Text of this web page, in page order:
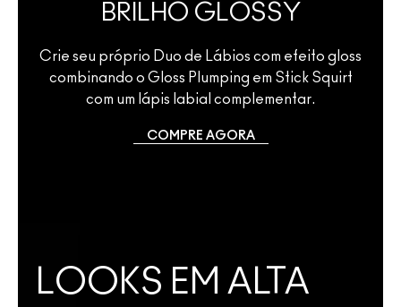
BRILHO GLOSSY
Crie seu próprio Duo de Lábios com efeito gloss
combinando o Gloss Plumping em Stick Squirt
com um lápis labial complementar.
COMPRE AGORA
LOOKS EM ALTA